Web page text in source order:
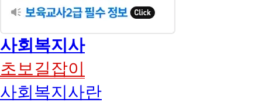
사회복지사
초보길잡이
사회복지사란